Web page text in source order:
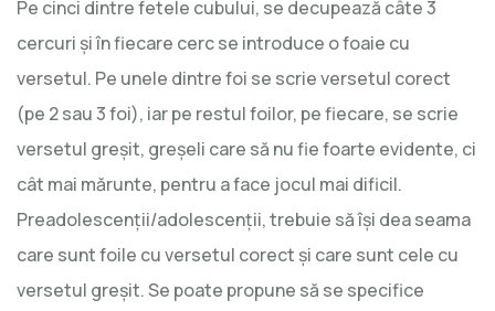
Pe cinci dintre fetele cubului, se decupează câte 3
cercuri și în fiecare cerc se introduce o foaie cu
versetul. Pe unele dintre foi se scrie versetul corect
(pe 2 sau 3 foi), iar pe restul foilor, pe fiecare, se scrie
versetul greșit, greșeli care să nu fie foarte evidente, ci
cât mai mărunte, pentru a face jocul mai dificil.
Preadolescenții/adolescenții, trebuie să își dea seama
care sunt foile cu versetul corect și care sunt cele cu
versetul greșit. Se poate propune să se specifice